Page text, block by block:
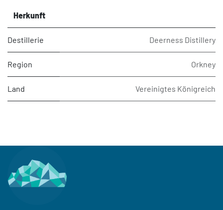
Herkunft
Destillerie Deerness Distillery
Region Orkney
Land Vereinigtes Königreich